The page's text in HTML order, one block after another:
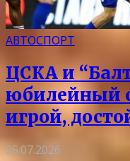
АВТОСПОРТ
ЦСКА и
юбилейный
игрой,
25.07.2026